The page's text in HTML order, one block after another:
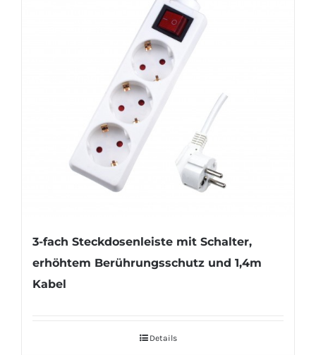
3-fach Steckdosenleiste mit Schalter,
erhöhtem Berührungsschutz und 1,4m
Kabel
Details